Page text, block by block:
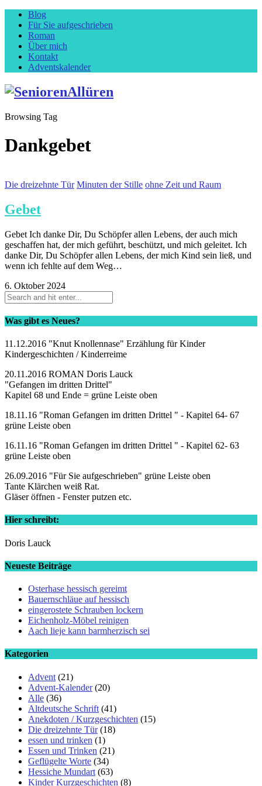
Blog
Für Sie aufgeschrieben
Roman
Über mich
Kontakt
Adventskalender
Browsing Tag
Dankgebet
Die dreizehnte Tür Minuten der Stille ohne Zeit und Raum
Gebet
Gebet Ich danke Dir, Du Schöpfer allen Lebens, der auch mich
geschaffen hat, der mich geführt, beschützt, und mich geleitet. Ich
danke Dir, Du Schöpfer allen Lebens, der mich Kind sein ließ, und
wenn ich fehlte auf dem Weg…
6. Oktober 2024
Was gibt es Neues?
11.12.2016 "Knut Knollennase" Erzählung für Kinder
Kindergeschichten / Kinderreime
20.11.2016 ROMAN Doris Lauck
"Gefangen im dritten Drittel"
Kapitel 68 und Ende = grüne Leiste oben
18.11.16 "Roman Gefangen im dritten Drittel " - Kapitel 64- 67
grüne Leiste oben
16.11.16 "Roman Gefangen im dritten Drittel " - Kapitel 62- 63
grüne Leiste oben
26.09.2016 "Für Sie aufgeschrieben" grüne Leiste oben
Tante Klärchen weiß Rat.
Gläser öffnen - Fenster putzen etc.
Hier schreibt:
Doris Lauck
Neueste Beiträge
Osterhase hessisch gereimt
Bauernschläue auf hessisch
eingerostete Schrauben lockern
Eichenholz-Möbel reinigen
Aach lieje kann barmherzisch sei
Kategorien
Advent (21)
Advent-Kalender(20)
Alle (36)
Altdeutsche Schrift (41)
Anekdoten / Kurzgeschichten (15)
Die dreizehnte Tür(18)
essen und trinken (1)
Essen und Trinken (21)
Geflügelte Worte (34)
Hessiche Mundart (63)
Kinder Kurzgeschichten (8)